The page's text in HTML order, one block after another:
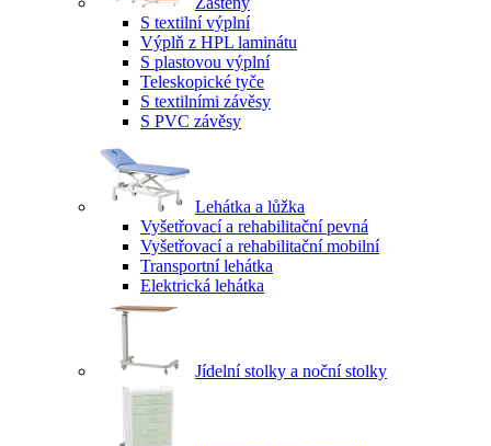
S textilní výplní
Výplň z HPL laminátu
S plastovou výplní
Teleskopické tyče
S textilními závěsy
S PVC závěsy
Lehátka a lůžka
Vyšetřovací a rehabilitační pevná
Vyšetřovací a rehabilitační mobilní
Transportní lehátka
Elektrická lehátka
Jídelní stolky a noční stolky